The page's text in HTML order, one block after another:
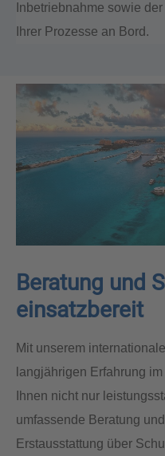
Inbetriebnahme sowie
Ihrer Prozesse an Bord.
Beratung und
einsatzbereit
Mit unserem
langjährigen Erfahrung
Ihnen nicht nur
umfassende Beratung
Erstausstattung über